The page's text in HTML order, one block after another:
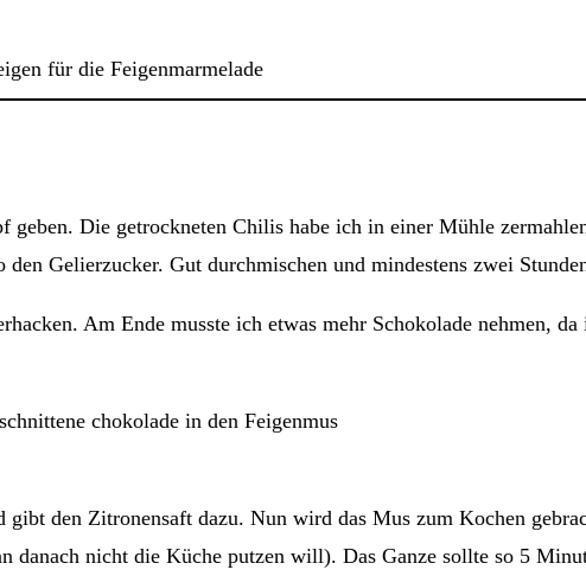
geben. Die getrockneten Chilis habe ich in einer Mühle
Gelierzucker. Gut durchmischen und mindestens zwei
Am Ende musste ich etwas mehr Schokolade nehmen,
gibt den Zitronensaft dazu. Nun wird das Mus zum Kochen
danach nicht die Küche putzen will). Das Ganze sollte so 5